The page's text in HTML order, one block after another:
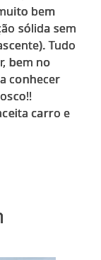
bem
sólida sem
Tudo
bem no
conhecer
carro e